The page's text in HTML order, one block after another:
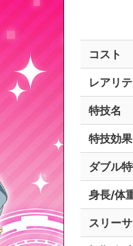
コスト
レアリ
特技名
特技効果
ダブル
身長/体
スリー